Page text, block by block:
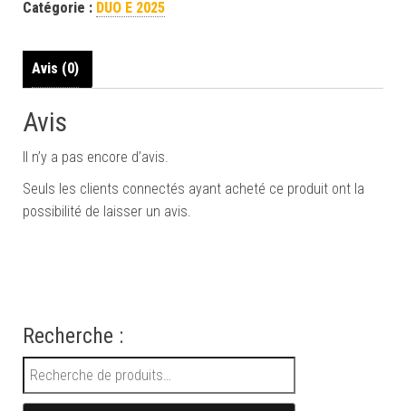
Catégorie : DUO E 2025
Avis (0)
Avis
Il n’y a pas encore d’avis.
Seuls les clients connectés ayant acheté ce produit ont la
possibilité de laisser un avis.
Recherche :
Recherche pour :